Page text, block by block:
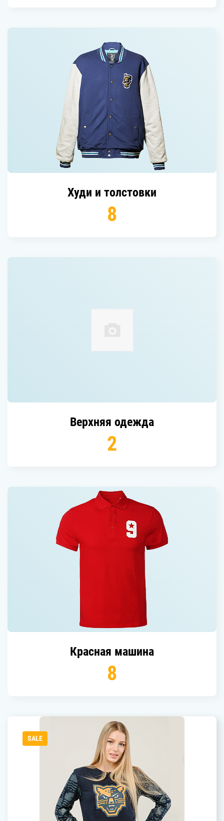
худи и толстовки
8
верхняя одежда
2
красная машина
8
SALE